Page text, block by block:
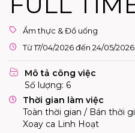
Ẩm thực & Đồ uống
Từ 17/04/2026 đến 24/05/2026
Mô tả công việc
Số lượng: 6
Thời gian làm việc
Toàn thời gian / Bán thời
Xoay ca Linh Hoạt